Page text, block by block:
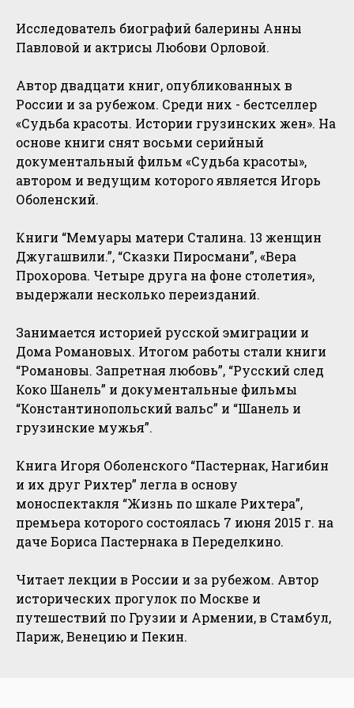
Исследователь биографий балерины Анны
Павловой и актрисы Любови Орловой.
Автор двадцати книг, опубликованных в
России и за рубежом. Среди них - бестселлер
«Судьба красоты. Истории грузинских жен». На
основе книги снят восьми серийный
документальный фильм «Судьба красоты»,
автором и ведущим которого является Игорь
Оболенский.
Книги “Мемуары матери Сталина. 13 женщин
Джугашвили.”, “Сказки Пиросмани”, «Вера
Прохорова. Четыре друга на фоне столетия»,
выдержали несколько переизданий.
Занимается историей русской эмиграции и
Дома Романовых. Итогом работы стали книги
“Романовы. Запретная любовь”, “Русский след
Коко Шанель” и документальные фильмы
“Константинопольский вальс” и “Шанель и
грузинские мужья”.
Книга Игоря Оболенского “Пастернак, Нагибин
и их друг Рихтер” легла в основу
моноспектакля “Жизнь по шкале Рихтера”,
премьера которого состоялась 7 июня 2015 г. на
даче Бориса Пастернака в Переделкино.
Читает лекции в России и за рубежом. Автор
исторических прогулок по Москве и
путешествий по Грузии и Армении, в Стамбул,
Париж, Венецию и Пекин.